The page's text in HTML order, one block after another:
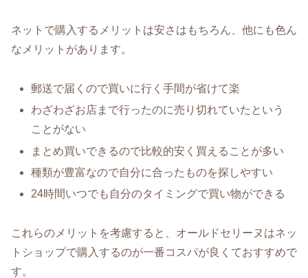
ネットで購入するメリットは安さはもちろん、他にも色ん
なメリットがあります。
郵送で届くので買いに行く手間が省けて楽
わざわざお店まで行ったのに売り切れていたという
ことがない
まとめ買いできるので比較的安く買えることが多い
種類が豊富なので自分に合ったものを探しやすい
24時間いつでも自分のタイミングで買い物ができる
これらのメリットを考慮すると、オールドセリーヌはネッ
トショップで購入するのが一番コスパが良くておすすめで
す。